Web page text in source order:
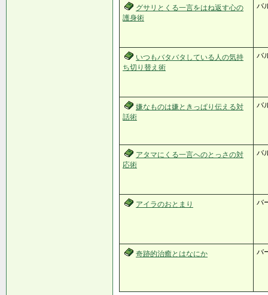
グサリとくる一言をはね返す心の
護身術
バ
いつもバタバタしている人の気持
ち切り替え術
バ
嫌なものは嫌ときっぱり伝える対
話術
バ
アタマにくる一言へのとっさの対
応術
バ
アイラのおとまり バ
奇跡的治癒とはなにか バ